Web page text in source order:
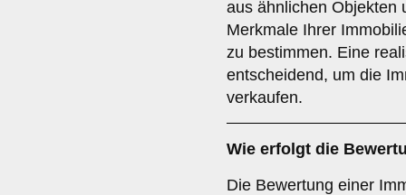
aus ähnlichen Objekten
Merkmale Ihrer
zu bestimmen. Eine
entscheidend, um die
verkaufen.
Wie erfolgt die
Die Bewertung einer